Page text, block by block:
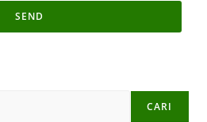
SEND
CARI